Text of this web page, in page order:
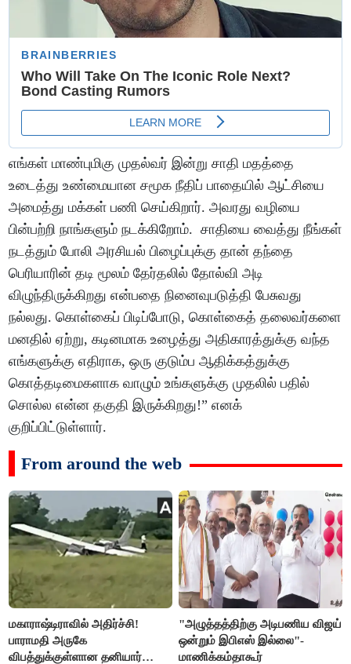
எங்கள் மாண்புமிகு முதல்வர் இன்று சாதி மதத்தை
உடைத்து உண்மையான சமூக நீதிப் பாதையில் ஆட்சியை
அமைத்து மக்கள் பணி செய்கிறார். அவரது வழியை
பின்பற்றி நாங்களும் நடக்கிறோம். சாதியை வைத்து நீங்கள்
நடத்தும் போலி அரசியல் பிழைப்புக்கு தான் தந்தை
பெரியாரின் தடி மூலம் தேர்தலில் தோல்வி அடி
விழுந்திருக்கிறது என்பதை நினைவுபடுத்தி பேசுவது
நல்லது. கொள்கைப் பிடிப்போடு, கொள்கைத் தலைவர்களை
மனதில் ஏற்று, கடினமாக உழைத்து அதிகாரத்துக்கு வந்த
எங்களுக்கு எதிராக, ஒரு குடும்ப ஆதிக்கத்துக்கு
கொத்தடிமைகளாக வாழும் உங்களுக்கு முதலில் பதில்
சொல்ல என்ன தகுதி இருக்கிறது!” எனக்
குறிப்பிட்டுள்ளார்.
From around the web
மகாராஷ்டிராவில் அதிர்ச்சி!
பாராமதி அருகே
விபத்துக்குள்ளான தனியார்
"அழுத்தத்திற்கு அடிபணிய விஜய்
ஒன்றும் இபிஎஸ் இல்லை"-
மாணிக்கம்தாகூர்